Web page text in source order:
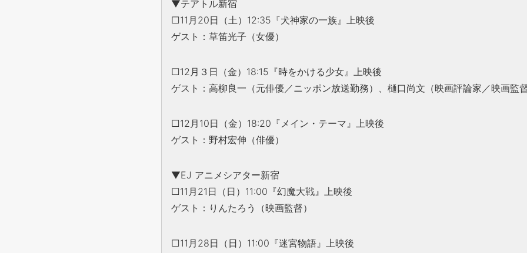
▼テアトル新宿
□11月20日（土）12:35『犬神家の一族』上映後
ゲスト：草笛光子（女優）
□12月３日（金）18:15『時をかける少女』上映後
ゲスト：高柳良一（元俳優／ニッポン放送勤務）、樋口尚文（映画評論家／映画監
□12月10日（金）18:20『メイン・テーマ』上映後
ゲスト：野村宏伸（俳優）
▼EJ アニメシアター新宿
□11月21日（日）11:00『幻魔大戦』上映後
ゲスト：りんたろう（映画監督）
□11月28日（日）11:00『迷宮物語』上映後